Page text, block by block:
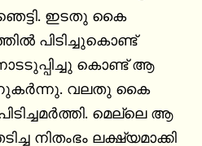
ഇടതു കൈ
പിടിച്ചുകൊണ്ട്
കൊണ്ട് ആ
വലതു കൈ
മെല്ലെ ആ
നിതംഭം ലക്ഷ്യമാക്കി